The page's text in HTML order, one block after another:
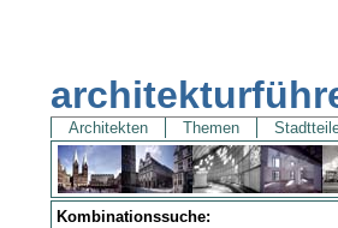
Architekten Themen
Kombinationssuche: